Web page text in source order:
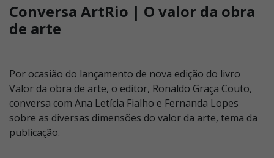
Conversa ArtRio | O valor da obra
de arte
Por ocasião do lançamento de nova edição do livro
Valor da obra de arte, o editor, Ronaldo Graça Couto,
conversa com Ana Letícia Fialho e Fernanda Lopes
sobre as diversas dimensões do valor da arte, tema da
publicação.